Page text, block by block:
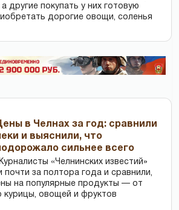
другие покупать у них готовую
дорогие овощи, соленья
в Челнах за год: сравнили
и выяснили, что
сильнее всего
«Челнинских известий»
почти за полтора года и сравнили,
на популярные продукты — от
курицы, овощей и фруктов